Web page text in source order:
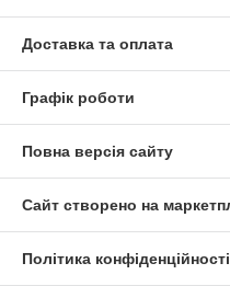
Доставка та оплата
Графік роботи
Повна версія сайту
Сайт створено на
Політика конфіденційності